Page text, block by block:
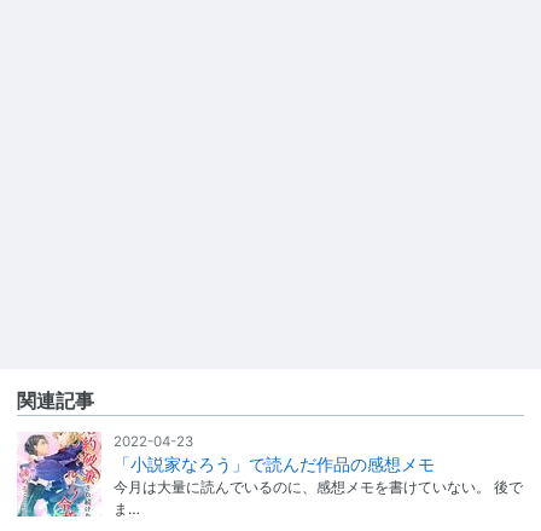
関連記事
2022-04-23
「小説家なろう」で読んだ作品の感想メモ
今月は大量に読んでいるのに、感想メモを書けていない。 後で
ま…